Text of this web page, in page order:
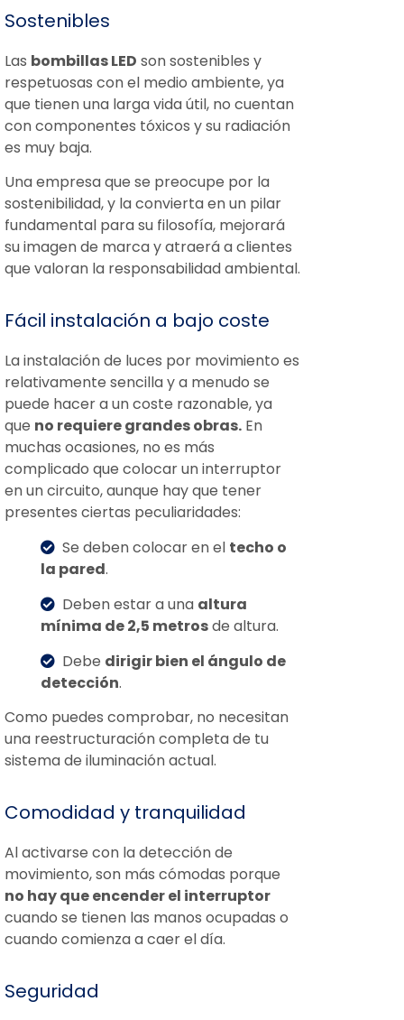
Sostenibles
Las bombillas LED son sostenibles y
respetuosas con el medio ambiente, ya
que tienen una larga vida útil, no cuentan
con componentes tóxicos y su radiación
es muy baja.
Una empresa que se preocupe por la
sostenibilidad, y la convierta en un pilar
fundamental para su filosofía, mejorará
su imagen de marca y atraerá a clientes
que valoran la responsabilidad ambiental.
Fácil instalación a bajo coste
La instalación de luces por movimiento es
relativamente sencilla y a menudo se
puede hacer a un coste razonable, ya
que no requiere grandes obras. En
muchas ocasiones, no es más
complicado que colocar un interruptor
en un circuito, aunque hay que tener
presentes ciertas peculiaridades:
Se deben colocar en el techo o
la pared.
Deben estar a una altura
mínima de 2,5 metrosde altura.
Debe dirigir bien el ángulo de
detección.
Como puedes comprobar, no necesitan
una reestructuración completa de tu
sistema de iluminación actual.
Comodidad y tranquilidad
Al activarse con la detección de
movimiento, son más cómodas porque
no hay que encender el interruptor
cuando se tienen las manos ocupadas o
cuando comienza a caer el día.
Seguridad